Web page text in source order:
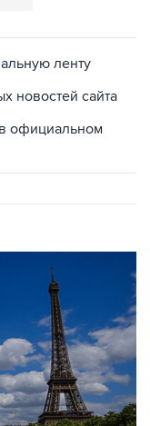
новостей сайта
официальном